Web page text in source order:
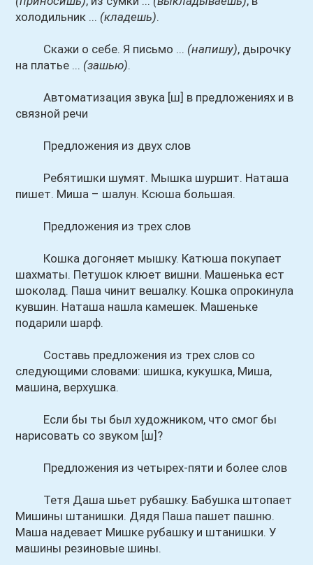
холодильник ... (кладешь).
Скажи о себе. Я письмо ... (напишу), дырочку
на платье ... (зашью).
Автоматизация звука [ш] в предложениях и в
связной речи
Предложения из двух слов
Ребятишки шумят. Мышка шуршит. Наташа
пишет. Миша – шалун. Ксюша большая.
Предложения из трех слов
Кошка догоняет мышку. Катюша покупает
шахматы. Петушок клюет вишни. Машенька ест
шоколад. Паша чинит вешалку. Кошка опрокинула
кувшин. Наташа нашла камешек. Машеньке
подарили шарф.
Составь предложения из трех слов со
следующими словами: шишка, кукушка, Миша,
машина, верхушка.
Если бы ты был художником, что смог бы
нарисовать со звуком [ш]?
Предложения из четырех-пяти и более слов
Тетя Даша шьет рубашку. Бабушка штопает
Мишины штанишки. Дядя Паша пашет пашню.
Маша надевает Мишке рубашку и штанишки. У
машины резиновые шины.